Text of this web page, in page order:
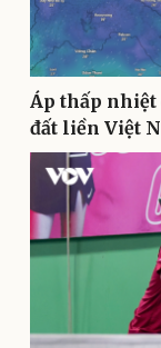
Thế giới thể thao
eSports
Hậu trường
Áp thấp nhiệt
đất liền Việt